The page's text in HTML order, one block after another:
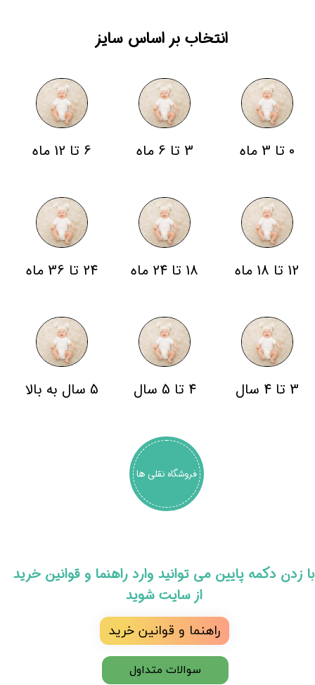
0 تا 3 ماه 3 تا 6 ماه 6 تا 12 ماه
12 تا 18 ماه 18 تا 24 ماه 24 تا 36 ماه
3 تا 4 سال 4 تا 5 سال 5 سال به بالا
انتخاب بر اساس سایز
فروشگاه نقلی ها
​​با زدن دکمه پایین می توانید وارد راهنما و قوانین خرید
از سایت شوید
راهنما و قوانین خرید
سوالات متداول